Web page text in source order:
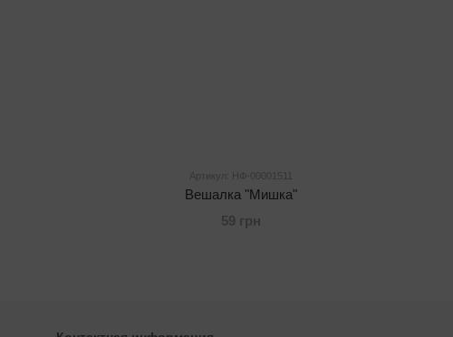
Артикул: НФ-00001511
Вешалка "Мишка"
59 грн